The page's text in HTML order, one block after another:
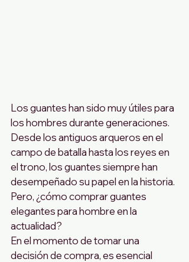
Los guantes han sido muy útiles para
los hombres durante generaciones.
Desde los antiguos arqueros en el
campo de batalla hasta los reyes en
el trono, los guantes siempre han
desempeñado su papel en la historia.
Pero, ¿cómo comprar guantes
elegantes para hombre en la
actualidad?
En el momento de tomar una
decisión de compra, es esencial